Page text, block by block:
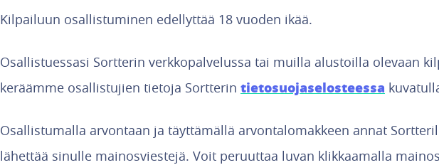
Kilpailuun osallistuminen edellyttää 18 vuoden ikää.
Osallistuessasi Sortterin verkkopalvelussa tai muilla alustoilla olevaan
keräämme osallistujien tietoja Sortterin tietosuojaselosteessa
Osallistumalla arvontaan ja täyttämällä arvontalomakkeen annat
lähettää sinulle mainosviestejä. Voit peruuttaa luvan klikkaamalla